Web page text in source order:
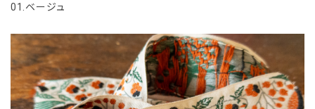
01.ベージュ